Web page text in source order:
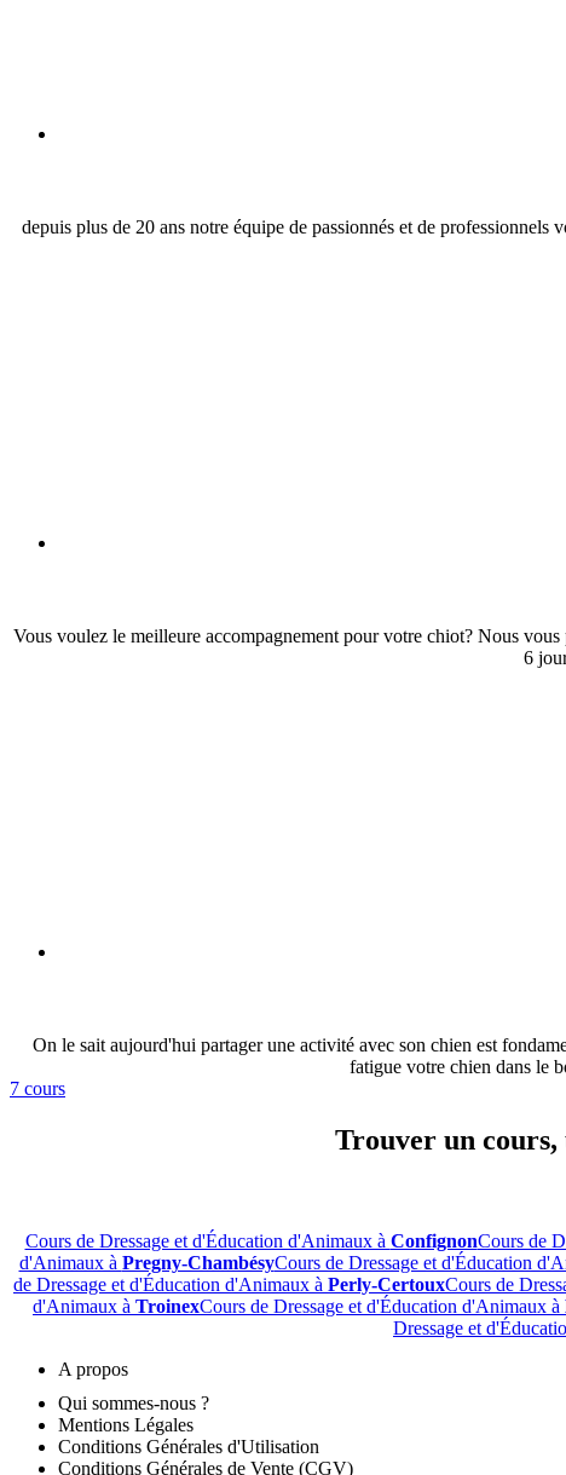
depuis plus de 20 ans notre équipe de passionnés et de
Vous voulez le meilleure accompagnement pour votre chiot? Nous
6
On le sait aujourd'hui partager une activité avec son chien est
fatigue votre chien dans le
7 cours
Trouver un cours,
Cours de Dressage et d'Éducation d'Animaux à ConfignonCours de
d'Animaux à Pregny-ChambésyCours de Dressage et d'Éducation
de Dressage et d'Éducation d'Animaux à Perly-CertouxCours de
d'Animaux à TroinexCours de Dressage et d'Éducation d'Animaux à
Dressage et
A propos
Qui sommes-nous ?
Mentions Légales
Conditions Générales d'Utilisation
Conditions Générales de Vente (CGV)